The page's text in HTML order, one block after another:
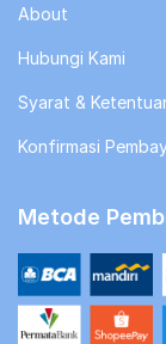
About
Hubungi Kami
Syarat &
Konfirmasi
Metode